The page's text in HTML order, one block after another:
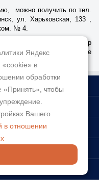
можно получить по тел.
ул. Харьковская, 133 ,
№ 4.
документами (договор
на официальном сайте
Яндекс
в
обработки
чтобы
Вашего
в отношении